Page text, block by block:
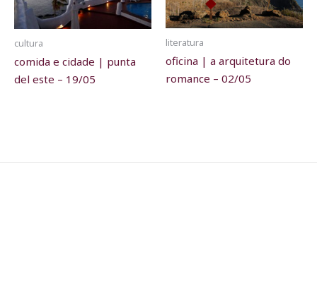
cultura
comida e cidade | punta
del este – 19/05
literatura
oficina | a arquitetura do
romance – 02/05